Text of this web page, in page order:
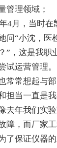
管理领域；
4月，当时在
问“小沈，医
”，这是我职
试运营管理。
常常想起与
担当一直是
去年我们实
障，而厂家
了保证仪器